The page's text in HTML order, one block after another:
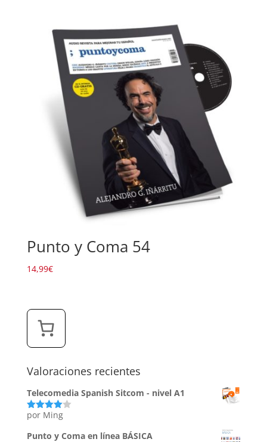
Punto y Coma 54
14,99€
Valoraciones recientes
Telecomedia Spanish Sitcom - nivel A1
Valorado
5
por Ming
Punto y Coma en línea BÁSICA